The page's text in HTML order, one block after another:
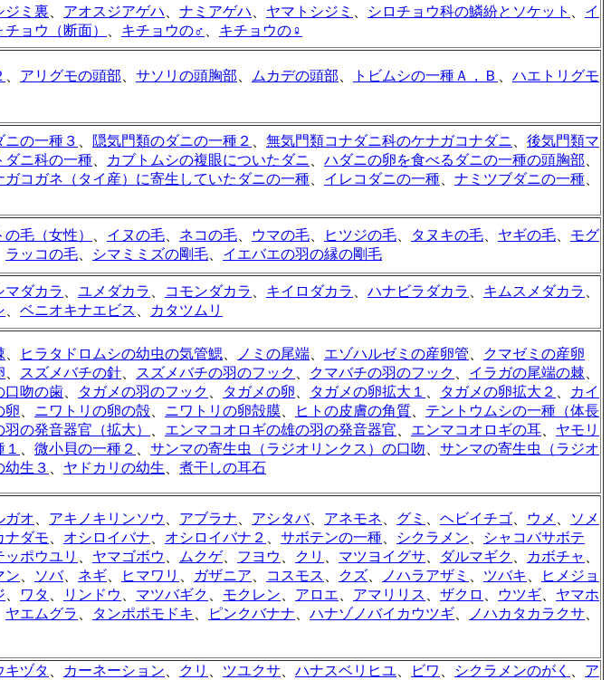
ジミ裏、 アオスジアゲハ、 ナミアゲハ、 ヤマトシジミ 、 シロチョウ科の鱗紛とソケット 、 イ
ョウ（断面） 、 キチョウの♂ 、 キチョウの♀
、 アリグモの頭部、 サソリの頭胸部、 ムカデの頭部、 トビムシの一種Ａ，Ｂ 、 ハエトリグモ
ニの一種３ 、 隠気門類のダニの一種２ 、 無気門類コナダニ科のケナガコナダニ、 後気門類マ
ダニ科の一種、 カブトムシの複眼についたダニ、 ハダニの卵を食べるダニの一種の頭胸部、
ガコガネ（タイ産）に寄生していたダニの一種、 イレコダニの一種、 ナミツブダニの一種、
の毛（女性） 、 イヌの毛、 ネコの毛、 ウマの毛、 ヒツジの毛、 タヌキの毛、 ヤギの毛、 モグ
ラッコの毛、 シマミミズの剛毛、 イエバエの羽の縁の剛毛
マダカラ 、 ユメダカラ 、 コモンダカラ 、 キイロダカラ 、 ハナビラダカラ 、 キムスメダカラ 、
、 ベニオキナエビス 、 カタツムリ
、 ヒラタドロムシの幼虫の気管鰓、 ノミの尾端、 エゾハルゼミの産卵管、
クマゼミの産卵
、 スズメバチの針、 スズメバチの羽のフック 、 クマバチの羽のフック 、 イラガの尾端の棘、
口吻の歯、 タガメの羽のフック 、 タガメの卵、 タガメの卵拡大１ 、 タガメの卵拡大２ 、
カイ
卵、 ニワトリの卵の殻、 ニワトリの卵殻膜、 ヒトの皮膚の角質、 テントウムシの一種（体長
の発音器官（拡大） 、 エンマコオロギの雄の羽の発音器官、 エンマコオロギの耳、 ヤモリ
、 微小貝の一種２ 、 サンマの寄生虫（ラジオリンクス）の口吻、 サンマの寄生虫（ラジオ
幼生３ 、 ヤドカリの幼生、 煮干しの耳石
ガオ、 アキノキリンソウ 、 アブラナ、 アシタバ、 アネモネ、 グミ 、 ヘビイチゴ、 ウメ 、
ソメ
ナダモ、 オシロイバナ、 オシロイバナ２ 、 サボテンの一種、 シクラメン、
シャコバサボテ
ッポウユリ 、 ヤマゴボウ 、 ムクゲ、 フヨウ 、 クリ 、 マツヨイグサ、 ダルマギク 、 カボチャ 、
ン、 ソバ、 ネギ、 ヒマワリ 、 ガザニア、 コスモス 、 クズ、 ノハラアザミ 、 ツバキ 、
ヒメジョ
、 ワタ 、 リンドウ 、 マツバギク 、 モクレン、 アロエ、 アマリリス 、 ザクロ 、 ウツギ、 ヤマホ
ヤエムグラ 、 タンポポモドキ 、 ピンクバナナ、 ハナゾノバイカウツギ、 ノハカタカラクサ、
キヅタ 、 カーネーション、 クリ 、 ツユクサ、 ハナスベリヒユ、 ビワ 、 シクラメンのがく 、 ア